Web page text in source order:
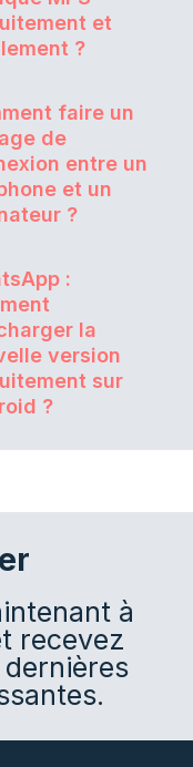
et
?
faire un
de
entre un
et un
?
:
la
version
sur
?
à
recevez